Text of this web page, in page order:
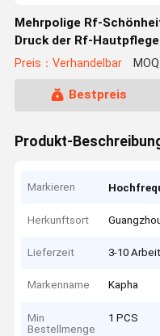
Mehrpolige Rf-
Druck der Rf-
Preis：Verhandelbar
Bestpreis
Produkt-
Markieren
Herkunftsort
Lieferzeit 3-10
Markenname Kapha
Min
Bestellmenge
1 PCS